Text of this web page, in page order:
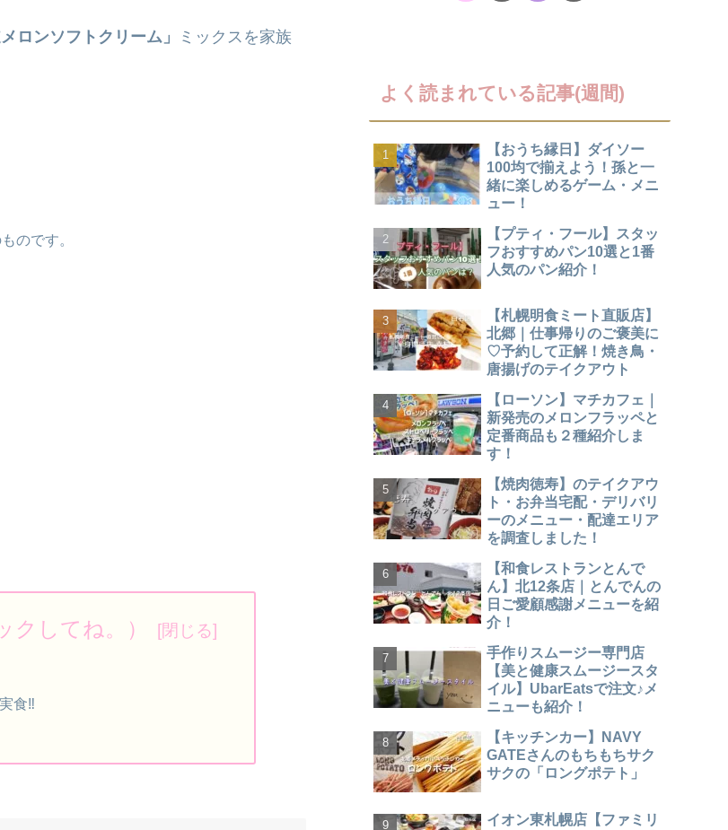
メロンソフトクリーム」
ミックスを家族
のです。
クしてね。）
食‼
よく読まれている記事(週間)
【おうち縁日】ダイソー
100均で揃えよう！孫と一
緒に楽しめるゲーム・メニ
ュー！
【プティ・フール】スタッ
フおすすめパン10選と1番
人気のパン紹介！
【札幌明食ミート直販店】
北郷｜仕事帰りのご褒美に
♡予約して正解！焼き鳥・
唐揚げのテイクアウト
【ローソン】マチカフェ｜
新発売のメロンフラッペと
定番商品も２種紹介しま
す！
【焼肉徳寿】のテイクアウ
ト・お弁当宅配・デリバリ
ーのメニュー・配達エリア
を調査しました！
【和食レストランとんで
ん】北12条店｜とんでんの
日ご愛顧感謝メニューを紹
介！
手作りスムージー専門店
【美と健康スムージースタ
イル】UbarEatsで注文♪メ
ニューも紹介！
【キッチンカー】NAVY
GATEさんのもちもちサク
サクの「ロングポテト」
イオン東札幌店【ファミリ